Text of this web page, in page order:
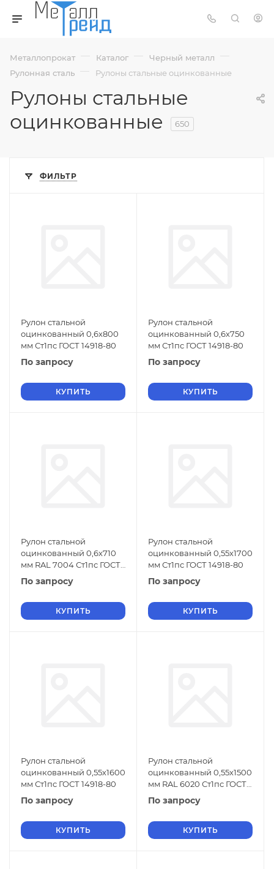
Металлопрокат — Каталог — Черный металл —
Рулонная сталь — Рулоны стальные оцинкованные
Рулоны стальные
оцинкованные
650
ФИЛЬТР
Рулон стальной
оцинкованный 0,6х800
мм Ст1пс ГОСТ 14918-80
По запросу
КУПИТЬ
Рулон стальной
оцинкованный 0,6х750
мм Ст1пс ГОСТ 14918-80
По запросу
КУПИТЬ
Рулон стальной
оцинкованный 0,6х710
мм RAL 7004 Ст1пс ГОСТ
14918-80
По запросу
КУПИТЬ
Рулон стальной
оцинкованный 0,55х1700
мм Ст1пс ГОСТ 14918-80
По запросу
КУПИТЬ
Рулон стальной
оцинкованный 0,55х1600
мм Ст1пс ГОСТ 14918-80
По запросу
КУПИТЬ
Рулон стальной
оцинкованный 0,55х1500
мм RAL 6020 Ст1пс ГОСТ
14918-80
По запросу
КУПИТЬ